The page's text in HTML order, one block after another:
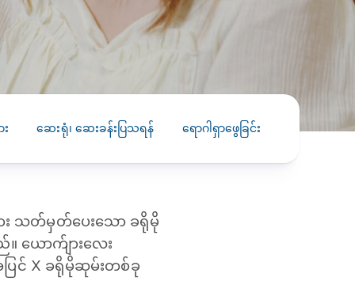
DISEASES AND CONDITIONS
22 APR 2026
Melioidosis (မယ်လီယွိုက်ဒိုး
လီယွိုက်ဒိုးဆစ် ပြင်းထန်
and
PRESS RELEASE
29 AUG 2024
CLL HEALTH unveils
Shin Saw Pu Clinic in
Yangon, advancing
primary care
services
HEALTH is delighted to
announce the...
ဆေးရုံ၊ ဆေးခန်းပြသရန် ရောဂါရှာဖွေခြင်း
သတ်မှတ်ပေးသော ခရိုမို
ယောက်ျားလေး
ပြင် X ခရိုမိုဆုမ်းတစ်ခု